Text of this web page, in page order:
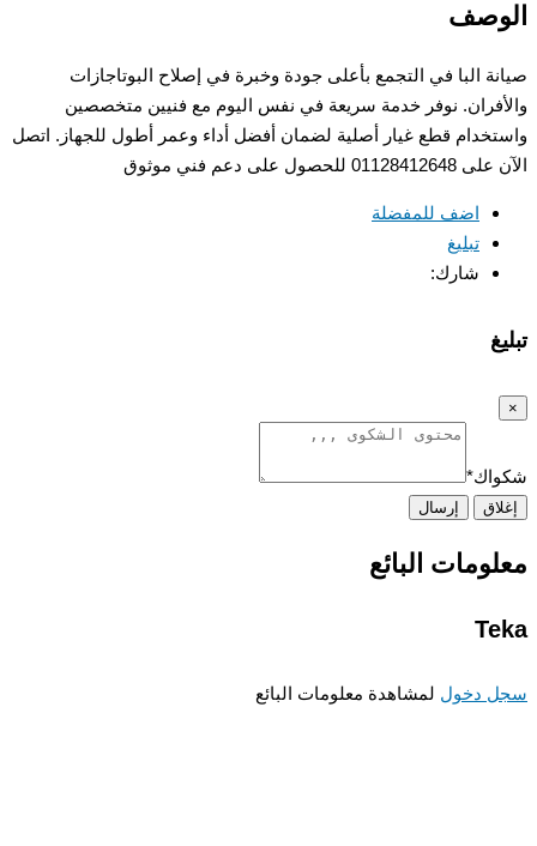
البا في التجمع بأعلى جودة وخبرة في إصلاح البوتاجازات
نوفر خدمة سريعة في نفس اليوم مع فنيين متخصصين
قطع غيار أصلية لضمان أفضل أداء وعمر أطول للجهاز. اتصل
على دعم فني موثوق
اضف للمفضلة
تبليغ
شارك:
*
إرسال
البائع
دخوللمشاهدة معلومات البائع